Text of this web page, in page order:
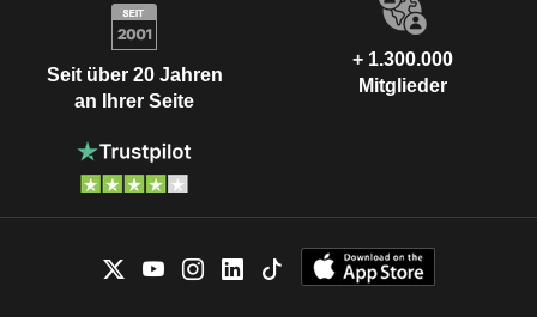
Seit über 20 Jahren
an Ihrer Seite
+ 1.300.000
Mitglieder